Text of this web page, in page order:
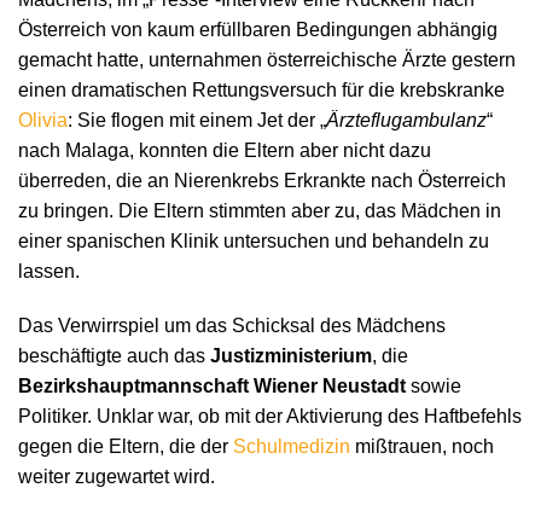
Österreich von kaum erfüllbaren Bedingungen abhängig
gemacht hatte, unternahmen österreichische Ärzte gestern
einen dramatischen Rettungsversuch für die krebskranke
Olivia: Sie flogen mit einem Jet der „Ärzteflugambulanz“
nach Malaga, konnten die Eltern aber nicht dazu
überreden, die an Nierenkrebs Erkrankte nach Österreich
zu bringen. Die Eltern stimmten aber zu, das Mädchen in
einer spanischen Klinik untersuchen und behandeln zu
lassen.
Das Verwirrspiel um das Schicksal des Mädchens
beschäftigte auch das Justizministerium, die
Bezirkshauptmannschaft Wiener Neustadt sowie
Politiker. Unklar war, ob mit der Aktivierung des Haftbefehls
gegen die Eltern, die der Schulmedizin mißtrauen, noch
weiter zugewartet wird.